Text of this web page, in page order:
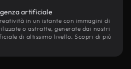
artificiale
in un istante con immagini di
o astratte, generate dai nostri
di altissimo livello. Scopri di più